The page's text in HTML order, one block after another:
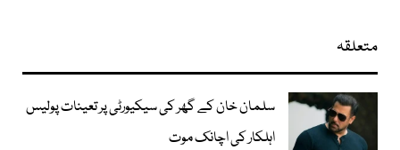
متعلقہ
سلمان خان کے گھر کی سیکیورٹی پر تعینات پولیس
اہلکار کی اچانک موت